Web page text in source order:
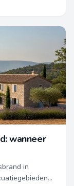
te
wanneer
in